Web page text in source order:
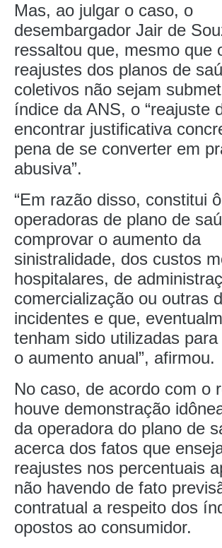
Mas, ao julgar o caso, o
desembargador Jair de
ressaltou que, mesmo que
reajustes dos planos de
coletivos não sejam
índice da ANS, o “reajuste
encontrar justificativa
pena de se converter em
abusiva”.
“Em razão disso, constitui
operadoras de plano de
comprovar o aumento da
sinistralidade, dos custos
hospitalares, de
comercialização ou outras
incidentes e que,
tenham sido utilizadas
o aumento anual”, afirmou.
No caso, de acordo com o
houve demonstração
da operadora do plano de
acerca dos fatos que
reajustes nos percentuais
não havendo de fato
contratual a respeito dos
opostos ao consumidor.